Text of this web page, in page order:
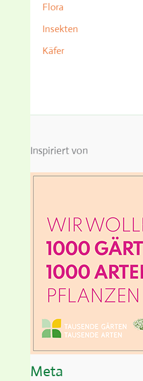
Flora
Insekten
Käfer
Inspiriert von
Meta